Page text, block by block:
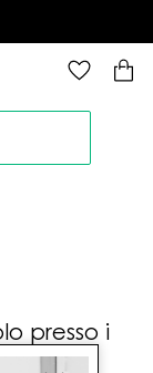
presso i